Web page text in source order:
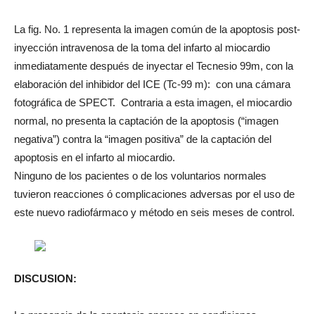
La fig. No. 1 representa la imagen común de la apoptosis post-
inyección intravenosa de la toma del infarto al miocardio
inmediatamente después de inyectar el Tecnesio 99m, con la
elaboración del inhibidor del ICE (Tc-99 m): con una cámara
fotográfica de SPECT. Contraria a esta imagen, el miocardio
normal, no presenta la captación de la apoptosis (“imagen
negativa”) contra la “imagen positiva” de la captación del
apoptosis en el infarto al miocardio.
Ninguno de los pacientes o de los voluntarios normales
tuvieron reacciones ó complicaciones adversas por el uso de
este nuevo radiofármaco y método en seis meses de control.
DISCUSION: